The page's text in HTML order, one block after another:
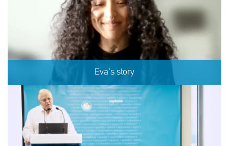
Eva's story